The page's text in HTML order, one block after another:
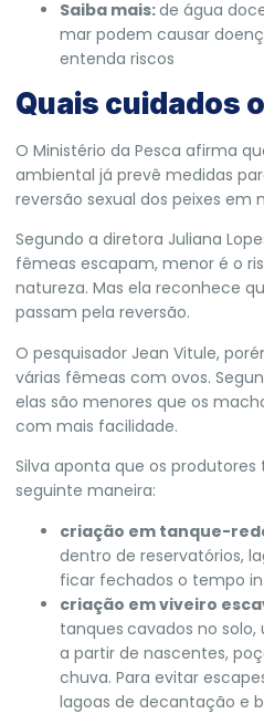
Saiba mais:de água
mar podem causar
entenda riscos
Quais cuidados
O Ministério da Pesca afirma
ambiental já prevê medidas
reversão sexual dos peixes em
Segundo a diretora Juliana
fêmeas escapam, menor é o
natureza. Mas ela reconhece
passam pela reversão.
O pesquisador Jean Vitule,
várias fêmeas com ovos.
elas são menores que os
com mais facilidade.
Silva aponta que os
seguinte maneira:
criação em tanque-
dentro de reservatórios,
ficar fechados o tempo
criação em viveiro
tanques cavados no
a partir de nascentes,
chuva. Para evitar
lagoas de decantação e